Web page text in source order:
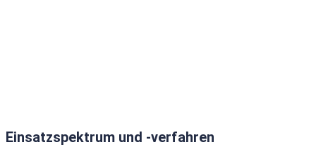
Einsatzspektrum und -verfahren